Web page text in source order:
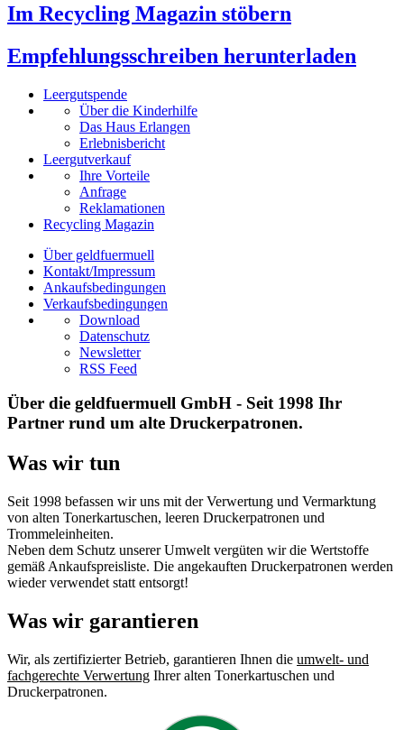
Im Recycling Magazin stöbern
Empfehlungsschreiben herunterladen
Leergutspende
Über die Kinderhilfe
Das Haus Erlangen
Erlebnisbericht
Leergutverkauf
Ihre Vorteile
Anfrage
Reklamationen
Recycling Magazin
Über geldfuermuell
Kontakt/Impressum
Ankaufsbedingungen
Verkaufsbedingungen
Download
Datenschutz
Newsletter
RSS Feed
Über die geldfuermuell GmbH - Seit 1998 Ihr
Partner rund um alte Druckerpatronen.
Was wir tun
Seit 1998 befassen wir uns mit der Verwertung und Vermarktung
von alten Tonerkartuschen, leeren Druckerpatronen und
Trommeleinheiten.
Neben dem Schutz unserer Umwelt vergüten wir die Wertstoffe
gemäß Ankaufspreisliste. Die angekauften Druckerpatronen werden
wieder verwendet statt entsorgt!
Was wir garantieren
Wir, als zertifizierter Betrieb, garantieren Ihnen die umwelt- und
fachgerechte Verwertung Ihrer alten Tonerkartuschen und
Druckerpatronen.